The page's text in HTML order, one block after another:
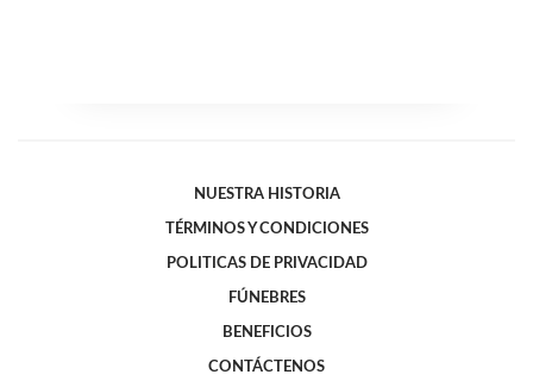
NUESTRA HISTORIA
TÉRMINOS Y CONDICIONES
POLITICAS DE PRIVACIDAD
FÚNEBRES
BENEFICIOS
CONTÁCTENOS